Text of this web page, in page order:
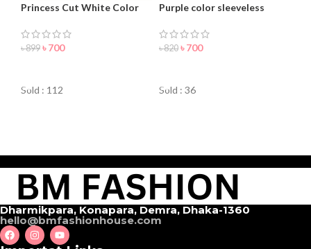
Princess Cut White Color
৳899 ৳700
Sold : 112
Purple color sleeveless
৳820 ৳700
Sold : 36
Dharmikpara, Konapara, Demra, Dhaka-1360
hello@bmfashionhouse.com